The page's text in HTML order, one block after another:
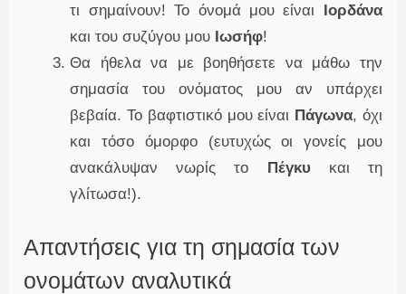
τι σημαίνουν! Το όνομά μου είναι
Ιορδάνα
και του συζύγου μου Ιωσήφ!
Θα ήθελα να με βοηθήσετε να μάθω την
σημασία του ονόματος μου αν υπάρχει
βεβαία. Το βαφτιστικό μου είναι Πάγωνα, όχι
και τόσο όμορφο (ευτυχώς οι γονείς μου
ανακάλυψαν νωρίς το
Πέγκυκαι τη
γλίτωσα!).
Απαντήσεις για τη σημασία των
ονομάτων αναλυτικά